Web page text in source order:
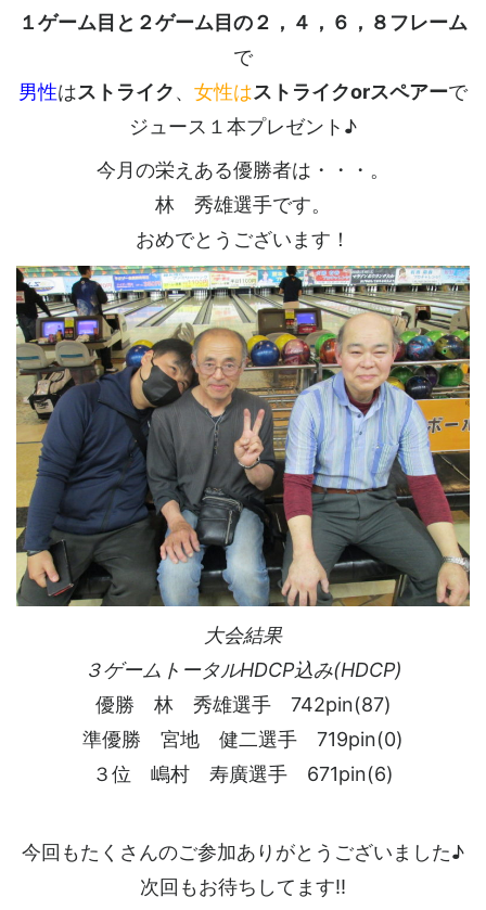
１ゲーム目と２ゲーム目の２，４，６，８フレーム
で
男性はストライク、 女性はストライクorスペアーで
ジュース１本プレゼント♪
今月の栄えある優勝者は・・・。
林 秀雄選手です。
おめでとうございます！
大会結果
３ゲームトータルHDCP込み(HDCP)
優勝 林 秀雄選手 742pin(87)
準優勝 宮地 健二選手 719pin(0)
３位 嶋村 寿廣選手 671pin(6)
今回もたくさんのご参加ありがとうございました♪
次回もお待ちしてます!!